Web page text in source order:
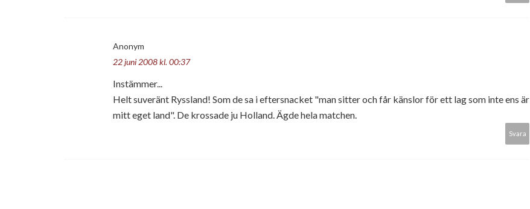
Anonym
22 juni 2008 kl. 00:37
Instämmer...
Helt suveränt Ryssland! Som de sa i eftersnacket "man sitter och får känslor för ett lag som inte ens är
mitt eget land". De krossade ju Holland. Ägde hela matchen.
Svara